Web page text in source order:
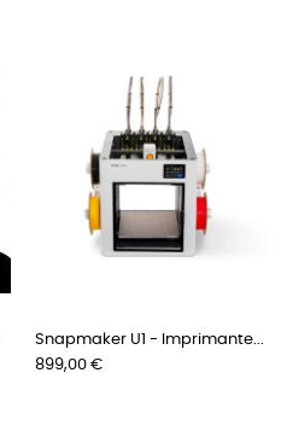
Snapmaker U1 - Imprimante...
Preis
899,00 €